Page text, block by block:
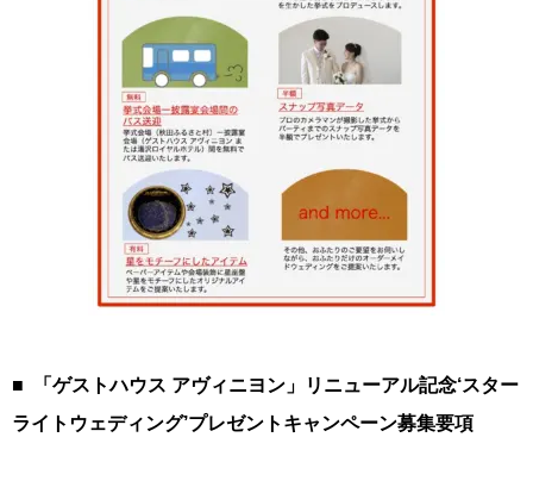
■ 「ゲストハウス アヴィニヨン」リニューアル記念‘スター
ライトウェディング’プレゼントキャンペーン募集要項